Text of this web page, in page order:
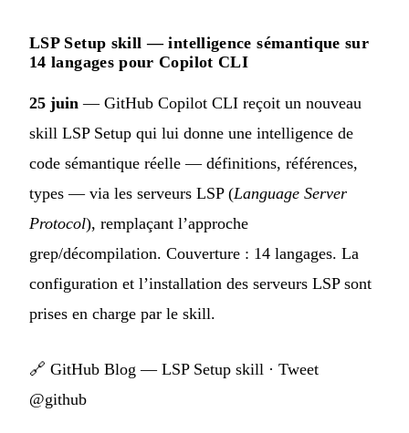
LSP Setup skill — intelligence sémantique sur
14 langages pour Copilot CLI
25 juin — GitHub Copilot CLI reçoit un nouveau
skill LSP Setup qui lui donne une intelligence de
code sémantique réelle — définitions, références,
types — via les serveurs LSP (Language Server
Protocol), remplaçant l’approche
grep/décompilation. Couverture : 14 langages. La
configuration et l’installation des serveurs LSP sont
prises en charge par le skill.
🔗 GitHub Blog — LSP Setup skill · Tweet
@github